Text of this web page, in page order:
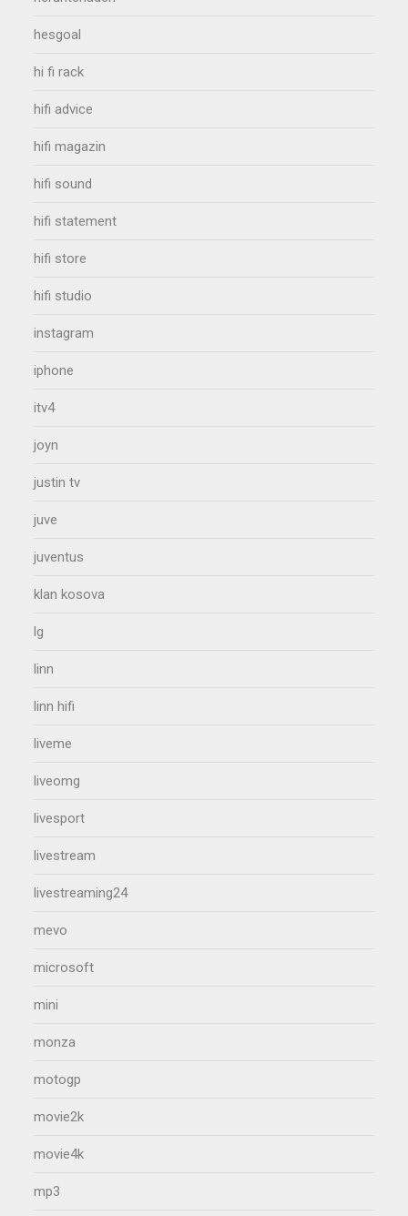
hesgoal
hi fi rack
hifi advice
hifi magazin
hifi sound
hifi statement
hifi store
hifi studio
instagram
iphone
itv4
joyn
justin tv
juve
juventus
klan kosova
lg
linn
linn hifi
liveme
liveomg
livesport
livestream
livestreaming24
mevo
microsoft
mini
monza
motogp
movie2k
movie4k
mp3